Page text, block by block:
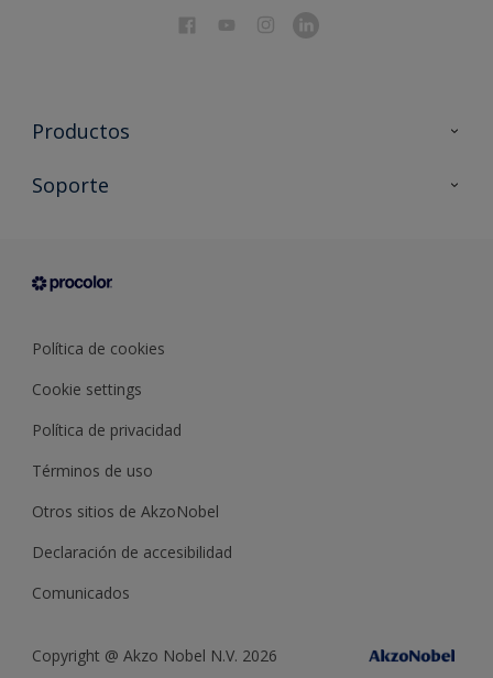
Productos
Todos los productos
Condiciones generales de venta
Soporte
Sobre Procolor
Política de cookies
Cookie settings
Política de privacidad
Términos de uso
Otros sitios de AkzoNobel
Declaración de accesibilidad
Comunicados
Copyright @ Akzo Nobel N.V. 2026